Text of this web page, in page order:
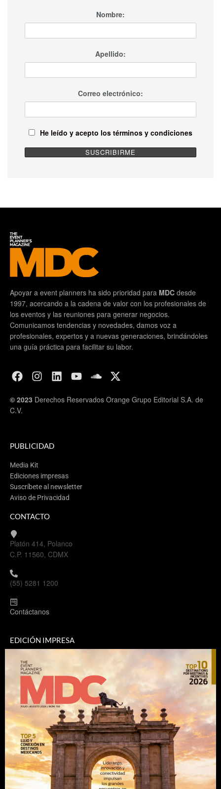
Nombre:
Apellido:
Correo electrónico:
He leído y acepto los términos y condiciones
Apoyar a event planners ha sido prioridad para MDC desde
1997, acercando a la cadena de valor con los profesionales de
los eventos y las reuniones para generar negocios.
Comunicamos tendencias y novedades, damos voz a
profesionales, expertos y a nuevas generaciones, brindándoles
una guía práctica para facilitar su labor.
© 2023 Derechos Reservados Orange Grupo Editorial S.A. de
C.V.
PUBLICIDAD
Media Kit
Ediciones impresas
Suscríbete al newsletter
Aviso de Privacidad
CONTACTO
Platón 414, Polanco
C.P. 11560, CDMX
(55) 5281 1200
Contáctanos
EDICIÓN IMPRESA